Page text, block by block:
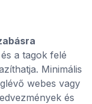
a tagok felé
Minimális
webes vagy
és